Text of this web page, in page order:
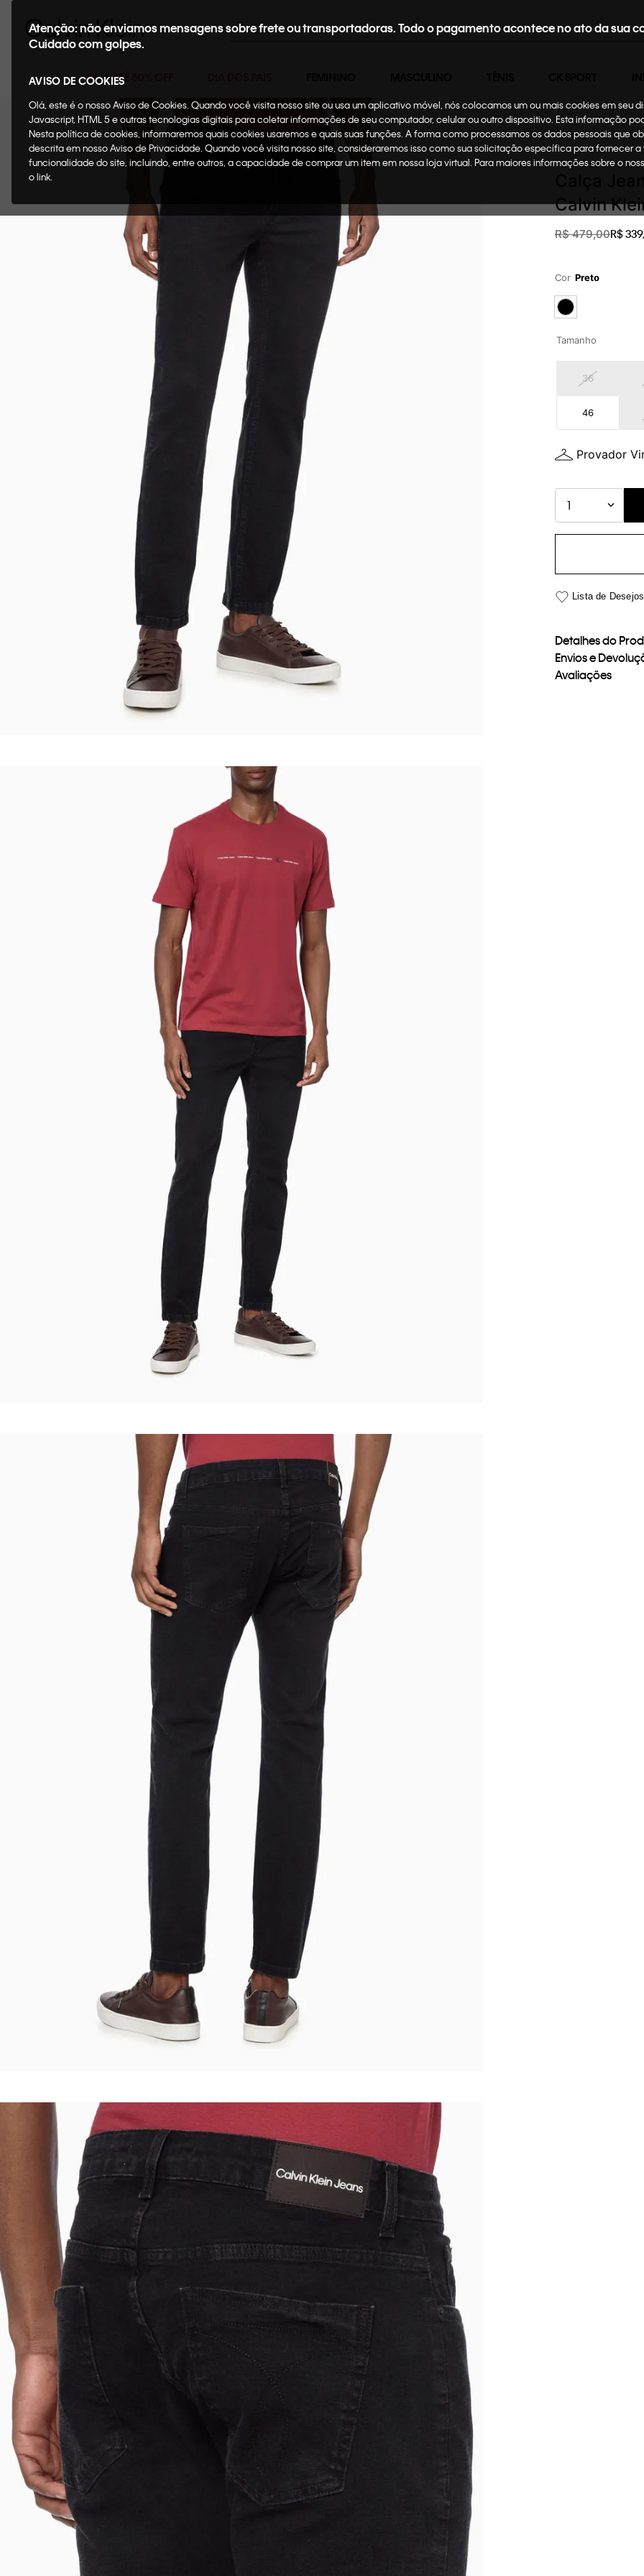
Buscar
SALE ATÉ 50% OFF
Atenção: não enviamos mensagens sobre frete ou transportadoras. Todo o pagamento acontece no ato da sua
Cuidado com golpes.
AVISO DE COOKIES
Olá, este é o nosso Aviso de Cookies. Quando você visita nosso site ou usa um aplicativo móvel, nós colocamos um ou mais cookies em seu
Javascript, HTML 5 e outras tecnologias digitais para coletar informações de seu computador, celular ou outro dispositivo. Esta informação
Nesta política de cookies, informaremos quais cookies usaremos e quais suas funções. A forma como processamos os dados pessoais que
descrita em nosso Aviso de Privacidade. Quando você visita nosso site, consideraremos isso como sua solicitação específica para fornecer
funcionalidade do site, incluindo, entre outros, a capacidade de comprar um item em nossa loja virtual. Para maiores informações sobre o
o link.
Masculino Roupas
Calvin
R$ 479,00R$339,
Cor Preto
Tamanho
36
46
Provador
1
Detalhes do
Envios e
Avaliações